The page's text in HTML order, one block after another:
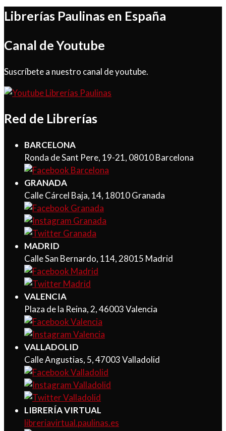
Librerías Paulinas en España
Canal de Youtube
Suscríbete a nuestro canal de youtube.
Red de Librerías
BARCELONA
Ronda de Sant Pere, 19-21, 08010 Barcelona
GRANADA
Calle Cárcel Baja, 14, 18010 Granada
MADRID
Calle San Bernardo, 114, 28015 Madrid
VALENCIA
Plaza de la Reina, 2, 46003 Valencia
VALLADOLID
Calle Angustias, 5, 47003 Valladolid
LIBRERÍA VIRTUAL
libreriavirtual.paulinas.es